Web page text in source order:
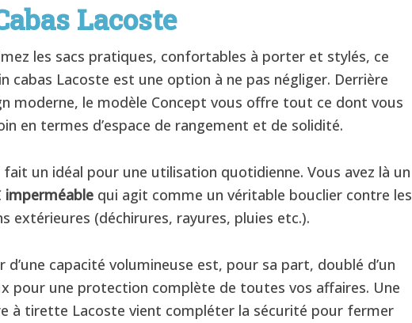
Lacoste
les sacs pratiques, confortables à porter et stylés, ce
cabas Lacoste est une option à ne pas négliger. Derrière
moderne, le modèle Concept vous offre tout ce dont vous
en termes d’espace de rangement et de solidité.
fait un idéal pour une utilisation quotidienne. Vous avez là un
imperméable qui agit comme un véritable bouclier contre les
extérieures (déchirures, rayures, pluies etc.).
d’une capacité volumineuse est, pour sa part, doublé d’un
pour une protection complète de toutes vos affaires. Une
à tirette Lacoste vient compléter la sécurité pour fermer